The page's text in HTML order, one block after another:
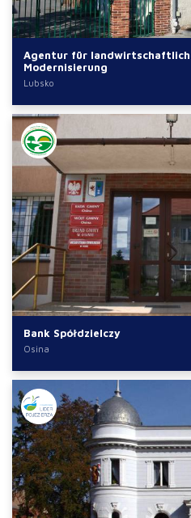
Agentur für
Modernisierung
Lubsko
Bank Spółdzielczy
Osina